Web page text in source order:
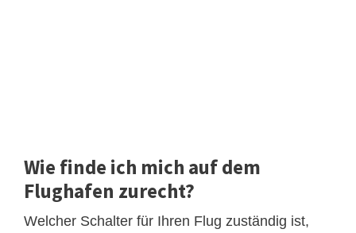
Wie finde ich mich auf dem
Flughafen zurecht?
Welcher Schalter für Ihren Flug zuständig ist,